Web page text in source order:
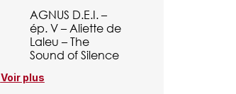
AGNUS D.E.I. –
ép. V – Aliette de
Laleu – The
Sound of Silence
Voir plus